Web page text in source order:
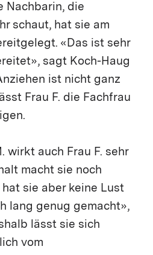
Nachbarin, die
schaut, hat sie am
«Das ist sehr
sagt Koch-Haug
ist nicht ganz
Frau F. die Fachfrau
wirkt auch Frau F. sehr
macht sie noch
sie aber keine Lust
lang genug gemacht»,
lässt sie sich
vom